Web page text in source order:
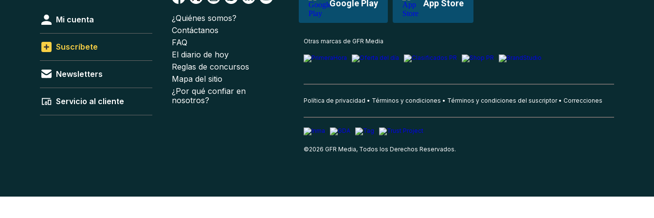
Google Play App Store
Mi cuenta
Suscríbete
Newsletters
Servicio al cliente
¿Quiénes somos?
Contáctanos
FAQ
El diario de hoy
Reglas de concursos
Mapa del sitio
¿Por qué confiar en
nosotros?
Otras marcas de GFR Media
Política de privacidad Términos y condiciones Términos y condiciones del suscriptor Correcciones
©2026 GFR Media, Todos los Derechos Reservados.